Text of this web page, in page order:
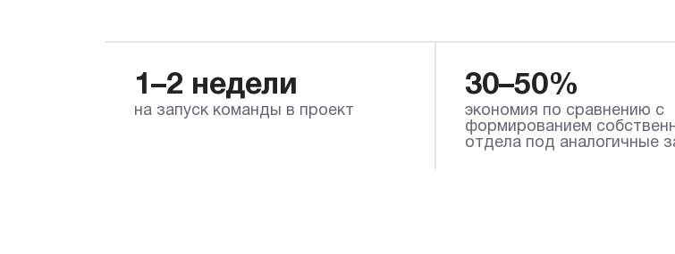
1–2 недели
на запуск команды в проект
30–50%
экономия по сравнению с
формированием
отдела под аналогичные